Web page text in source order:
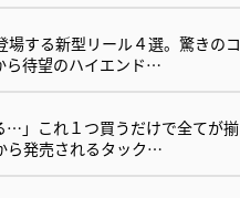
場する新型リール４選。驚きのコ
ら待望のハイエンド…
…」これ１つ買うだけで全てが揃
ら発売されるタック…